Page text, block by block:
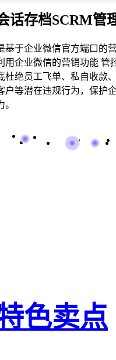
话存档SCRM管
基于企业微信官方端口的
用企业微信的营销功能 管
杜绝员工飞单、私自收款
户等潜在违规行为，保护
色卖点